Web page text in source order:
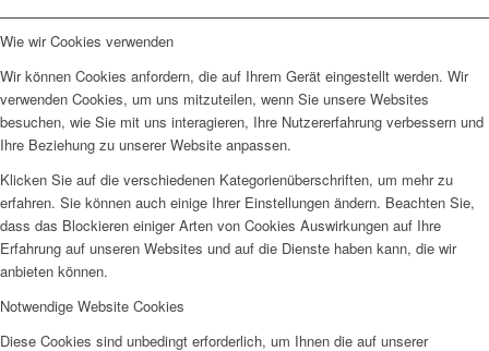
Wie wir Cookies verwenden
Wir können Cookies anfordern, die auf Ihrem Gerät eingestellt werden. Wir
verwenden Cookies, um uns mitzuteilen, wenn Sie unsere Websites
besuchen, wie Sie mit uns interagieren, Ihre Nutzererfahrung verbessern und
Ihre Beziehung zu unserer Website anpassen.
Klicken Sie auf die verschiedenen Kategorienüberschriften, um mehr zu
erfahren. Sie können auch einige Ihrer Einstellungen ändern. Beachten Sie,
dass das Blockieren einiger Arten von Cookies Auswirkungen auf Ihre
Erfahrung auf unseren Websites und auf die Dienste haben kann, die wir
anbieten können.
Notwendige Website Cookies
Diese Cookies sind unbedingt erforderlich, um Ihnen die auf unserer